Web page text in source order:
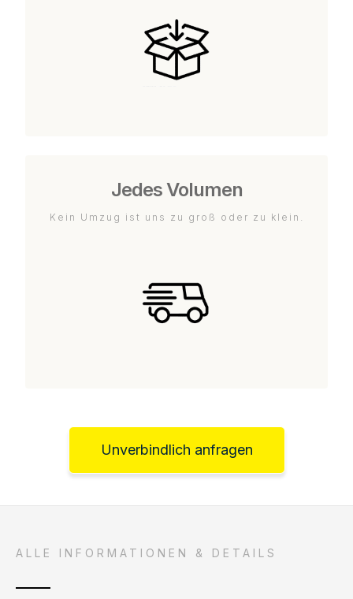
Jedes Volumen
Kein Umzug ist uns zu groß oder zu klein.
Unverbindlich anfragen
ALLE INFORMATIONEN & DETAILS